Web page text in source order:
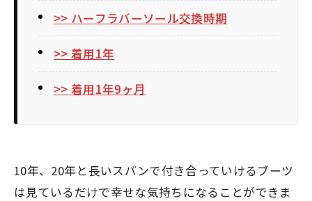
>> ハーフラバーソール交換時期
>> 着用1年
>> 着用1年9ヶ月
10年、20年と長いスパンで付き合っていけるブーツ
は見ているだけで幸せな気持ちになることができま